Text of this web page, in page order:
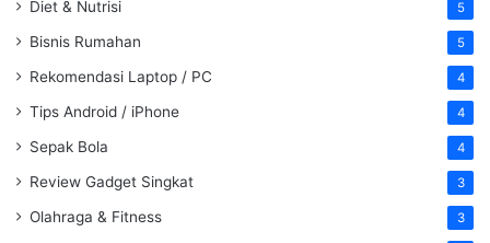
Diet & Nutrisi 5
Bisnis Rumahan 5
Rekomendasi Laptop / PC 4
Tips Android / iPhone 4
Sepak Bola 4
Review Gadget Singkat 3
Olahraga & Fitness 3